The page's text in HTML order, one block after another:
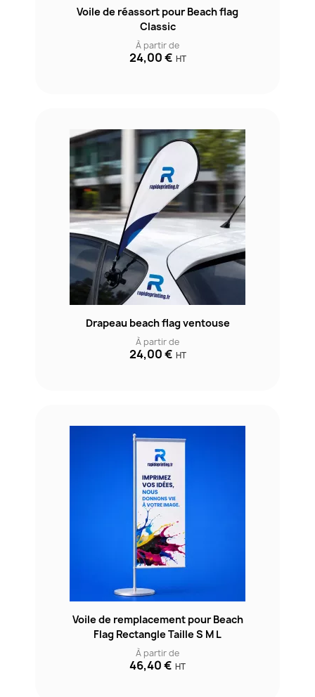
Voile de réassort pour Beach flag
Classic
À partir de
24,00 € HT
Drapeau beach flag ventouse
À partir de
24,00 € HT
Voile de remplacement pour Beach
Flag Rectangle Taille S M L
À partir de
46,40 € HT